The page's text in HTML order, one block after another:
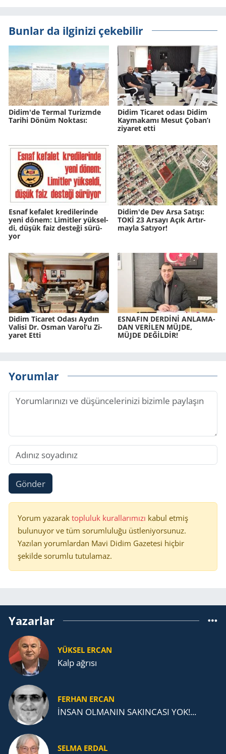
Bunlar da ilginizi çekebilir
Didim'de Ter­mal Tu­rizm­de
Ta­ri­hi Dönüm Nok­ta­sı:
Didim Ticaret odası Didim
Kaymakamı Mesut Çoban’ı
ziyaret etti
Esnaf ke­fa­let kre­di­le­rin­de
yeni dönem: Li­mit­ler yük­sel­
di, düşük faiz des­te­ği sü­rü­
yor
Didim'de Dev Arsa Sa­tı­şı:
TOKİ 23 Ar­sa­yı Açık Ar­tır­
may­la Sa­tı­yor!
Didim Ti­ca­ret Odası Aydın
Va­li­si Dr. Osman Varol’u Zi­
ya­ret Etti
ES­NA­FIN DERDİNİ AN­LA­MA­
DAN VERİLEN MÜJDE,
MÜJDE DEĞİLDİR!
Yorumlar
Gönder
Yorum yazarak topluluk kurallarımızı kabul etmiş
bulunuyor ve tüm sorumluluğu üstleniyorsunuz.
Yazılan yorumlardan Mavi Didim Gazetesi hiçbir
şekilde sorumlu tutulamaz.
Yazarlar
YÜKSEL ERCAN
Kalp ağrısı
FERHAN ERCAN
İNSAN OLMANIN SAKINCASI YOK!...
SELMA ERDAL